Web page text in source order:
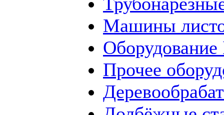
Машины
Прочее